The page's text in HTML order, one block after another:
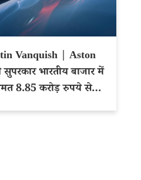
| Aston
भारतीय बाजार में
8.85 करोड़ रुपये से